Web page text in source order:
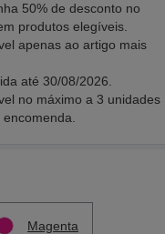
50% de desconto no
produtos elegíveis.
apenas ao artigo mais
até 30/08/2026.
no máximo a 3 unidades
Magenta